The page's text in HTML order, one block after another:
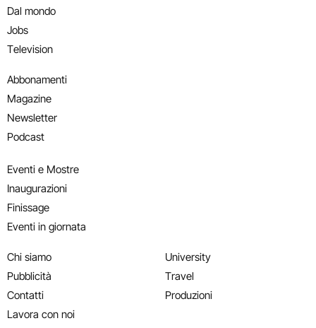
Dal mondo
Jobs
Television
Abbonamenti
Magazine
Newsletter
Podcast
Eventi e Mostre
Inaugurazioni
Finissage
Eventi in giornata
Chi siamo
Pubblicità
Contatti
Lavora con noi
University
Travel
Produzioni